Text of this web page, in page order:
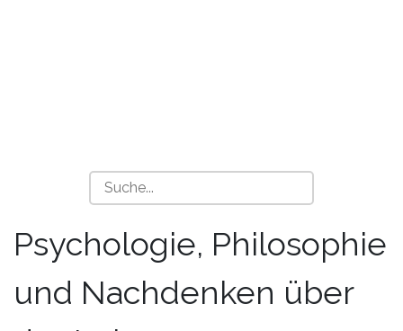
Psychologie, Philosophie
und Nachdenken über